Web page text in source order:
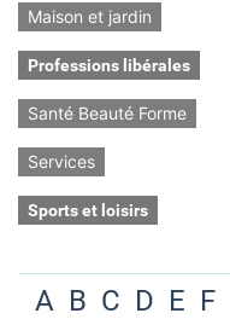
Maison et jardin
Professions libérales
Santé Beauté Forme
Services
Sports et loisirs
A B C D E F